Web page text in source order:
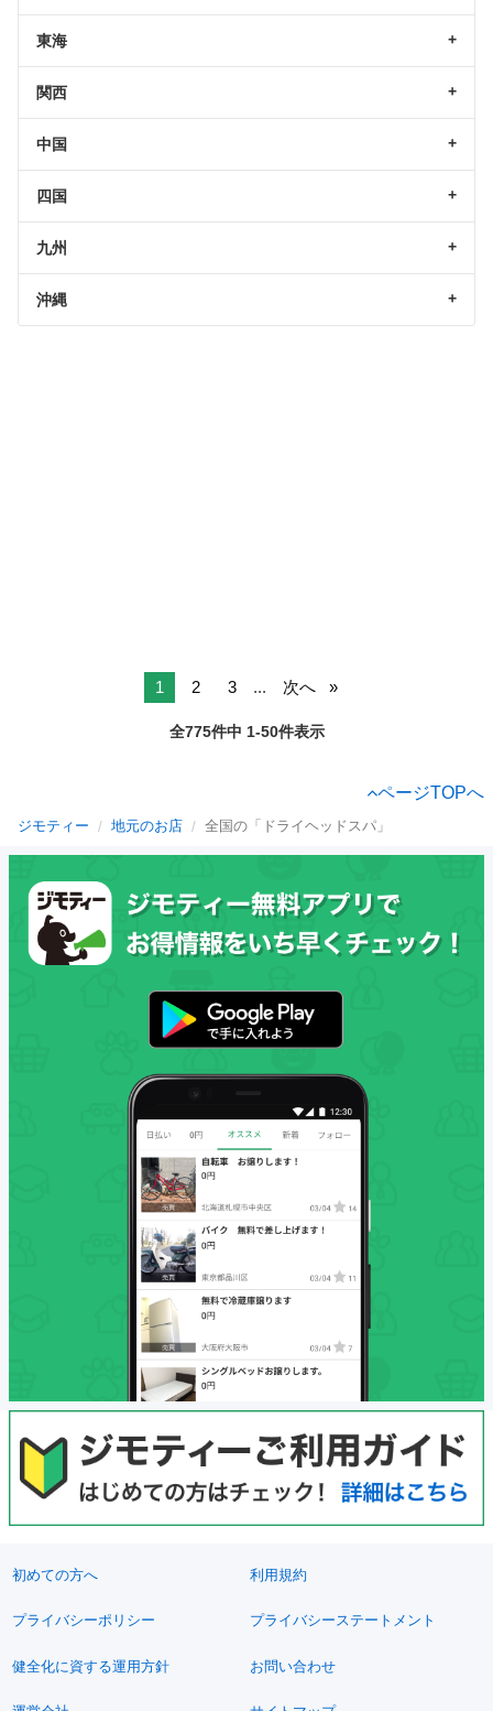
東海
関西
中国
四国
九州
沖縄
1 2 3 ... 次へ
全775件中 1-50件表示
ページTOPへ
ジモティー 地元のお店 全国の「ドライヘッドスパ」
初めての方へ 利用規約
プライバシーポリシー プライバシーステートメント
健全化に資する運用方針 お問い合わせ